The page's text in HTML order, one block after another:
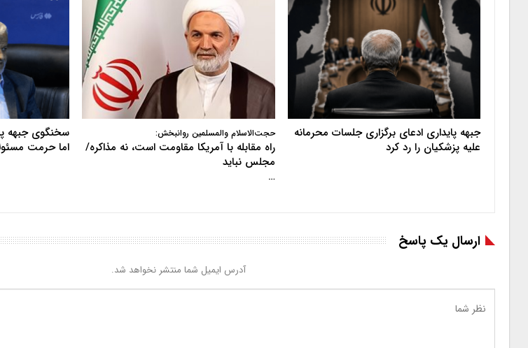
جبهه پایداری ادعای برگزاری جلسات محرمانه
علیه پزشکیان را رد کرد
حجت‌الاسلام والمسلمین روانبخش:
راه مقابله با آمریکا مقاومت است، نه مذاکره/
مجلس نباید
…
سخنگوی جبهه
اما حرمت
ارسال یک پاسخ
آدرس ایمیل شما منتشر نخواهد شد.